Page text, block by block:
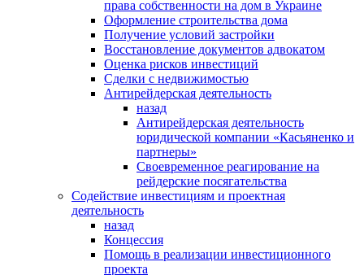
права собственности на дом в Украине
Оформление строительства дома
Получение условий застройки
Восстановление документов адвокатом
Оценка рисков инвестиций
Сделки с недвижимостью
Антирейдерская деятельность
назад
Антирейдерская деятельность
юридической компании «Касьяненко и
партнеры»
Своевременное реагирование на
рейдерские посягательства
Содействие инвестициям и проектная
деятельность
назад
Концессия
Помощь в реализации инвестиционного
проекта